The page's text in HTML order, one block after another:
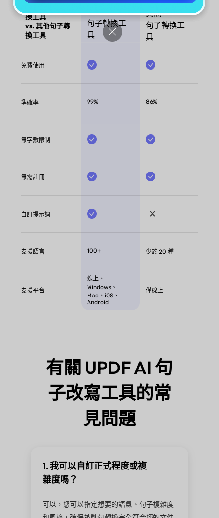
換工具
vs. 其他句子轉
換工具
UPDF AI
句子轉換工
具
其他
句子轉換工
具
免費使用
準確率 99% 86%
無字數限制
無需註冊
自訂提示詞
支援語言 100+ 少於 20 種
支援平台
線上、
Windows、
Mac、iOS、
Android
僅線上
有關 UPDF AI 句
子改寫工具的常
見問題
1. 我可以自訂正式程度或複
雜度嗎？
可以，您可以指定想要的語氣、句子複雜度